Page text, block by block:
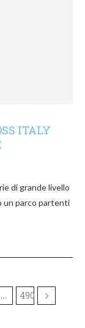
ITALY
di grande livello
un parco partenti
… 490